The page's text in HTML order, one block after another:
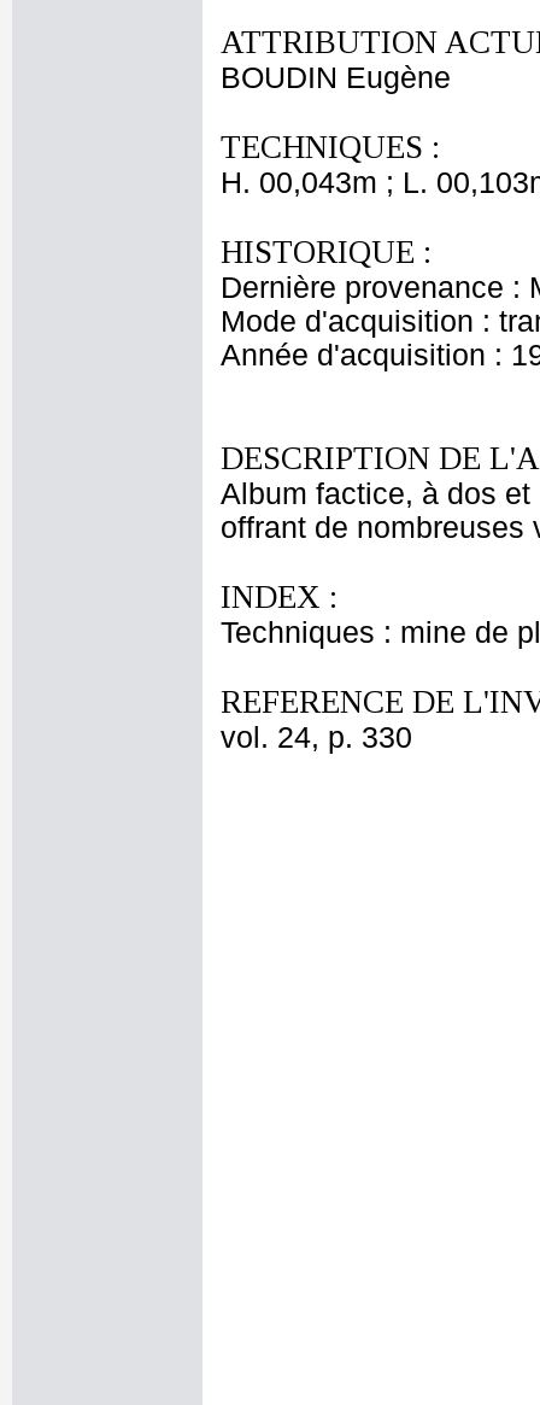
ATTRIBUTION
BOUDIN Eugène
TECHNIQUES :
H. 00,043m ; L.
HISTORIQUE :
Dernière provenance :
Mode d'acquisition :
Année d'acquisition :
DESCRIPTION DE
Album factice, à dos
offrant de nombreuses
INDEX :
Techniques : mine de
REFERENCE DE
vol. 24, p. 330